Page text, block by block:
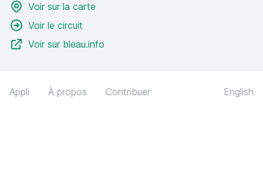
Voir sur la carte
Voir le circuit
Voir sur bleau.info
Appli À propos Contribuer English